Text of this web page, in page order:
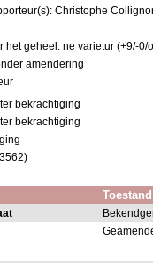
Christophe
het geheel: ne varietur (+9/-0/
amendering
bekrachtiging
bekrachtiging
Toestand